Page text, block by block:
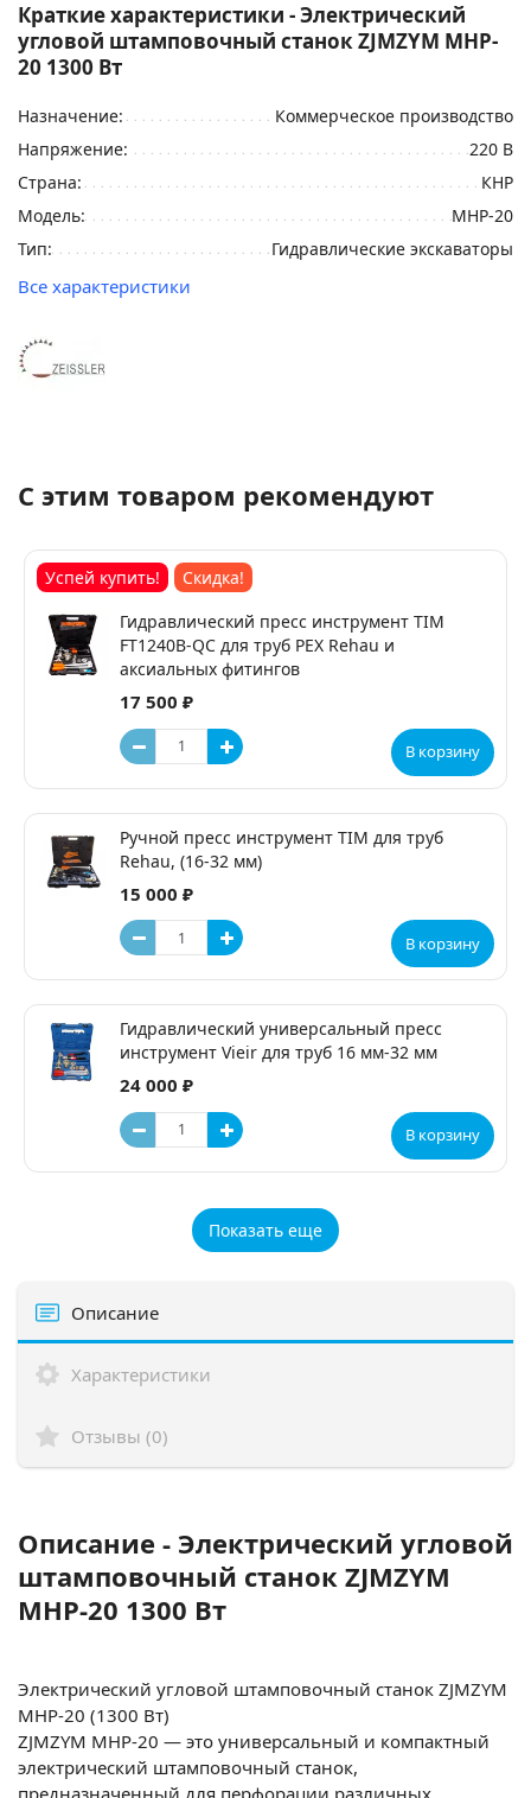
Краткие характеристики - Электрический
угловой штамповочный станок ZJMZYM MHP-
20 1300 Вт
Назначение:
Коммерческое производство
Напряжение:
220 В
Страна:
КНР
Модель:
MHP-20
Тип:
Гидравлические экскаваторы
Все характеристики
С этим товаром рекомендуют
Успей купить!
Скидка!
Гидравлический пресс инструмент TIM
FT1240B-QC для труб PEX Rehau и
аксиальных фитингов
17 500 ₽
В корзину
Ручной пресс инструмент TIM для труб
Rehau, (16-32 мм)
15 000 ₽
В корзину
Гидравлический универсальный пресс
инструмент Vieir для труб 16 мм-32 мм
24 000 ₽
В корзину
Показать еще
Описание
Характеристики
Отзывы (0)
Описание - Электрический угловой
штамповочный станок ZJMZYM
MHP-20 1300 Вт
Электрический угловой штамповочный станок ZJMZYM
MHP-20 (1300 Вт)
ZJMZYM MHP-20 — это универсальный и компактный
электрический штамповочный станок,
предназначенный для перфорации различных